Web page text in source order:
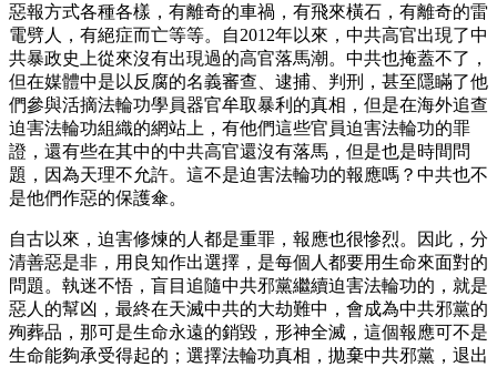
惡報方式各種各樣，有離奇的車禍，有飛來橫石，有離奇的雷
電劈人，有絕症而亡等等。自2012年以來，中共高官出現了中
共暴政史上從來沒有出現過的高官落馬潮。中共也掩蓋不了，
但在媒體中是以反腐的名義審查、逮捕、判刑，甚至隱瞞了他
們參與活摘法輪功學員器官牟取暴利的真相，但是在海外追查
迫害法輪功組織的網站上，有他們這些官員迫害法輪功的罪
證，還有些在其中的中共高官還沒有落馬，但是也是時間問
題，因為天理不允許。這不是迫害法輪功的報應嗎？中共也不
是他們作惡的保護傘。
自古以來，迫害修煉的人都是重罪，報應也很慘烈。因此，分
清善惡是非，用良知作出選擇，是每個人都要用生命來面對的
問題。執迷不悟，盲目追隨中共邪黨繼續迫害法輪功的，就是
惡人的幫凶，最終在天滅中共的大劫難中，會成為中共邪黨的
殉葬品，那可是生命永遠的銷毀，形神全滅，這個報應可不是
生命能夠承受得起的；選擇法輪功真相，拋棄中共邪黨，退出